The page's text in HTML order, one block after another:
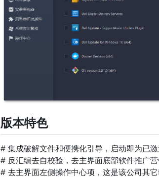
版本特色
# 集成破解文件和便携化引导，启动即为已激
# 反汇编去自校验，去主界面底部软件推广
# 去主界面左侧操作中心项，这是该公司其